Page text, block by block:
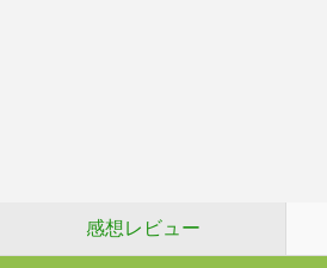
感想レビュー